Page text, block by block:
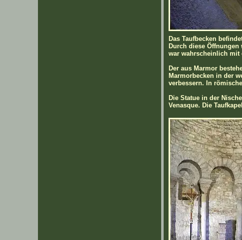
Das Taufbecken
Durch diese
war wahrscheinlich mit
Der aus Marmor
Marmorbecken in der
verbessern. In
Die Statue in der
Venasque. Die